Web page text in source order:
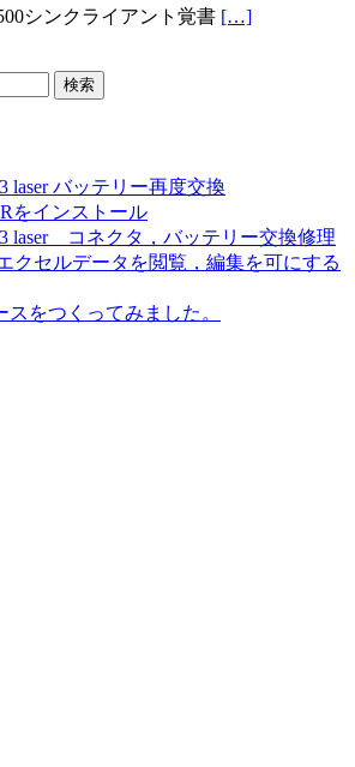
シンクライアント覚書 […]
laser バッテリー再度交換
Rをインストール
3 laser コネクタ，バッテリー交換修理
クセルデータを閲覧，編集を可にする
スをつくってみました。